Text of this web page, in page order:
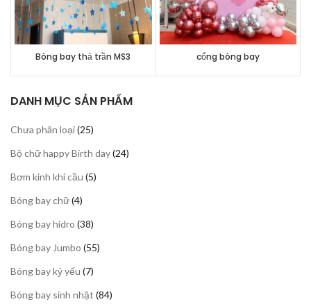
Bóng bay thả trần MS3 cổng bóng bay
DANH MỤC SẢN PHẨM
Chưa phân loại 2525
phẩm
Bộ chữ happy Birth day 2424
Bơm kinh khí cầu 55
Bóng bay chữ 44
phẩm
Bóng bay hidro 3838
phẩm
Bóng bay Jumbo 5555
Bóng bay kỷ yếu 77
phẩm
Bóng bay sinh nhật 8484